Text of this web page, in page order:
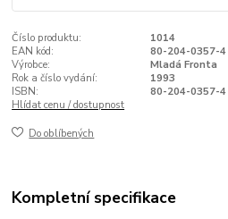
Číslo produktu:
1014
EAN kód:
80-204-0357-4
Výrobce:
Mladá Fronta
Rok a číslo vydání:
1993
ISBN:
80-204-0357-4
Hlídat cenu / dostupnost
Do oblíbených
Kompletní specifikace